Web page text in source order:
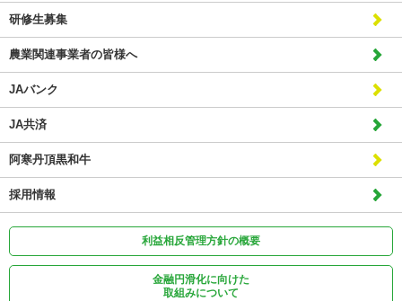
研修生募集
農業関連事業者の皆様へ
JAバンク
JA共済
阿寒丹頂黒和牛
採用情報
利益相反管理方針の概要
金融円滑化に向けた
取組みについて